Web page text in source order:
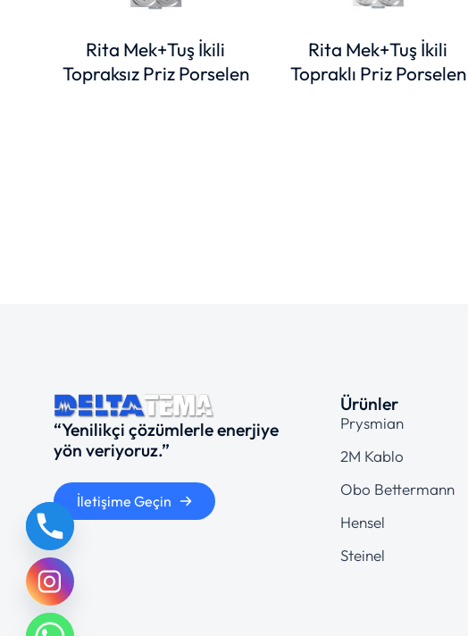
Rita Mek+Tuş İkili
Topraksız Priz Porselen
Rita Mek+Tuş İkili
Topraklı Priz Porselen
“Yenilikçi çözümlerle enerjiye
yön veriyoruz.”
İletişime Geçin
Ürünler
Prysmian
2M Kablo
Obo Bettermann
Hensel
Steinel